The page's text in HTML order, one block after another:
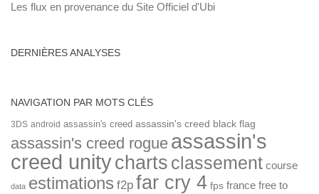
Les flux en provenance du Site Officiel d'Ubi
DERNIÈRES ANALYSES
NAVIGATION PAR MOTS CLÉS
3DS android assassin's creed assassin's creed black flag
assassin's creed rogue assassin's
creed unitycharts classement course
data estimations f2p far cry 4 fps france free to